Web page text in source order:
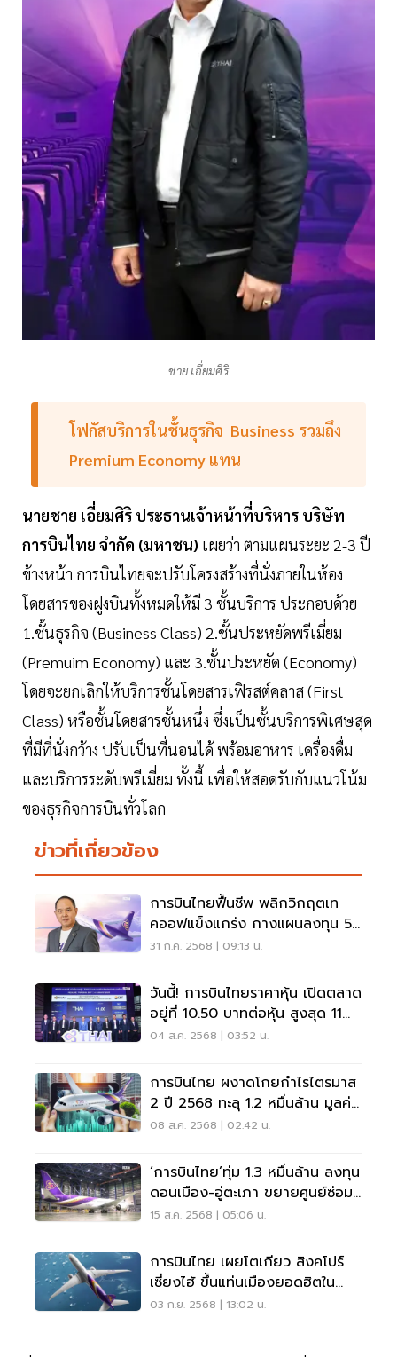
ชาย เอี่ยมศิริ
โฟกัสบริการในชั้นธุรกิจ Business รวมถึง
Premium Economy แทน
นายชาย เอี่ยมศิริ ประธานเจ้าหน้าที่บริหาร บริษัท
การบินไทย จำกัด (มหาชน) เผยว่า ตามแผนระยะ 2-3 ปี
ข้างหน้า การบินไทยจะปรับโครงสร้างที่นั่งภายในห้อง
โดยสารของฝูงบินทั้งหมดให้มี 3 ชั้นบริการ ประกอบด้วย
1.ชั้นธุรกิจ (Business Class) 2.ชั้นประหยัดพรีเมี่ยม
(Premuim Economy) และ 3.ชั้นประหยัด (Economy)
โดยจะยกเลิกให้บริการชั้นโดยสารเฟิรสต์คลาส (First
Class) หรือชั้นโดยสารชั้นหนึ่ง ซึ่งเป็นชั้นบริการพิเศษสุด
ที่มีที่นั่งกว้าง ปรับเป็นที่นอนได้ พร้อมอาหาร เครื่องดื่ม
และบริการระดับพรีเมี่ยม ทั้งนี้ เพื่อให้สอดรับกับแนวโน้ม
ของธุรกิจการบินทั่วโลก
ข่าวที่เกี่ยวข้อง
การบินไทยฟื้นชีพ พลิกวิกฤตเท
คออฟแข็งแกร่ง กางแผนลงทุน 5
ปี 1.7 แสนล้าน
31 ก.ค. 2568 | 09:13 น.
วันนี้! การบินไทยราคาหุ้น เปิดตลาด
อยู่ที่ 10.50 บาทต่อหุ้น สูงสุด 11
บาทต่อหุ้น
04 ส.ค. 2568 | 03:52 น.
การบินไทย ผงาดโกยกำไรไตรมาส
2 ปี 2568 ทะลุ 1.2 หมื่นล้าน มูลค่า
ตลาดพุ่ง 3.7 แสนล้าน
08 ส.ค. 2568 | 02:42 น.
‘การบินไทย’ทุ่ม 1.3 หมื่นล้าน ลงทุน
ดอนเมือง-อู่ตะเภา ขยายศูนย์ซ่อม
บำรุงอากาศยาน
15 ส.ค. 2568 | 05:06 น.
การบินไทย เผยโตเกียว สิงคโปร์
เซี่ยงไฮ้ ขึ้นแท่นเมืองยอดฮิตใน
เอเชียคนไทยแห่เที่ยว
03 ก.ย. 2568 | 13:02 น.